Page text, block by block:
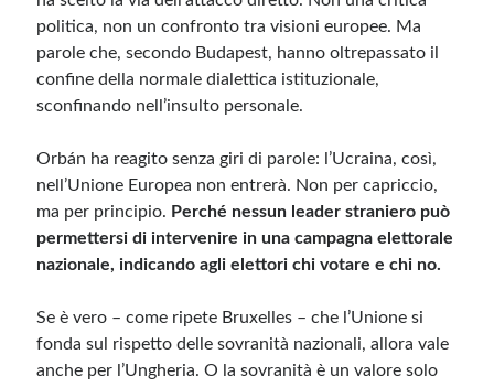
politica, non un confronto tra visioni europee. Ma
parole che, secondo Budapest, hanno oltrepassato il
confine della normale dialettica istituzionale,
sconfinando nell’insulto personale.
Orbán ha reagito senza giri di parole: l’Ucraina, così,
nell’Unione Europea non entrerà. Non per capriccio,
ma per principio. Perché nessun leader straniero può
permettersi di intervenire in una campagna elettorale
nazionale, indicando agli elettori chi votare e chi no.
Se è vero – come ripete Bruxelles – che l’Unione si
fonda sul rispetto delle sovranità nazionali, allora vale
anche per l’Ungheria. O la sovranità è un valore solo